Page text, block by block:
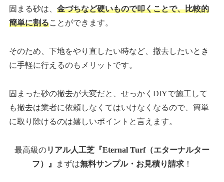
固まる砂は、金づちなど硬いもので叩くことで、比較的
簡単に割ることができます。
そのため、下地をやり直したい時など、撤去したいとき
に手軽に行えるのもメリットです。
固まった砂の撤去が大変だと、せっかくDIYで施工して
も撤去は業者に依頼しなくてはいけなくなるので、簡単
に取り除けるのは嬉しいポイントと言えます。
最高級のリアル人工芝『Eternal Turf（エターナルター
フ）』
まずは無料サンプル・お見積り請求 ！